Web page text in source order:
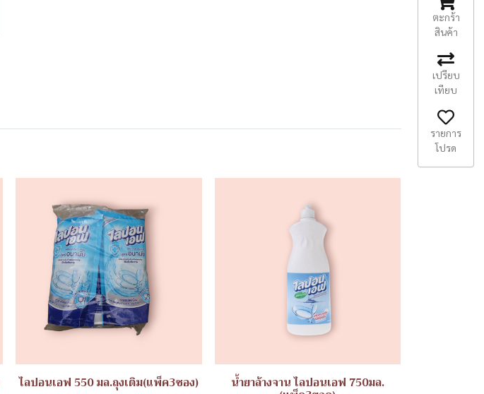
ไลปอนเอฟ 550 มล.ถุงเติม(แพ็ค3ซอง) น้ำยาล้างจาน ไลปอนเอฟ 750มล.
ตะกร้า
สินค้า
เปรียบ
เทียบ
รายการ
โปรด